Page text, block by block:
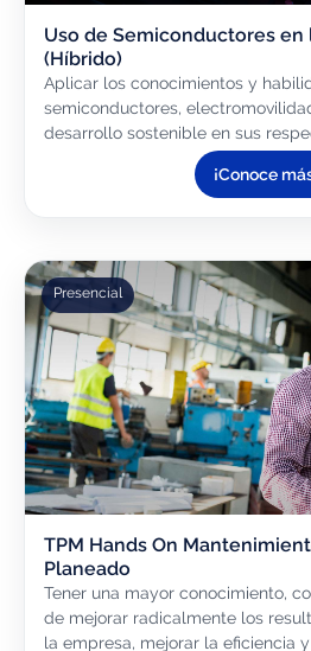
Uso de Semiconductores
(Híbrido)
Aplicar los conocimientos y
semiconductores,
desarrollo sostenible en sus
contribuyendo a mejoras
¡Conoce
Presencial
TPM Hands On
Planeado
Tener una mayor conocimiento,
de mejorar radicalmente los
la empresa, mejorar la eficiencia